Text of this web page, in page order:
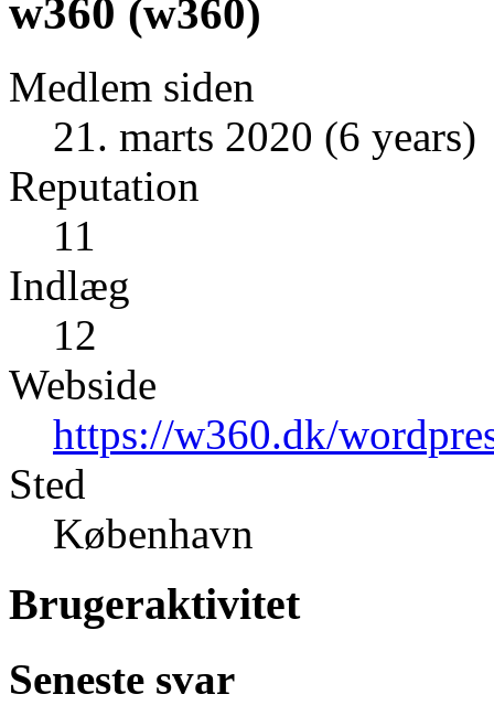
w360 (w360)
Medlem siden
21. marts 2020 (6 years)
Reputation
11
Indlæg
12
Webside
https://w360.dk/
Sted
København
Brugeraktivitet
Seneste svar